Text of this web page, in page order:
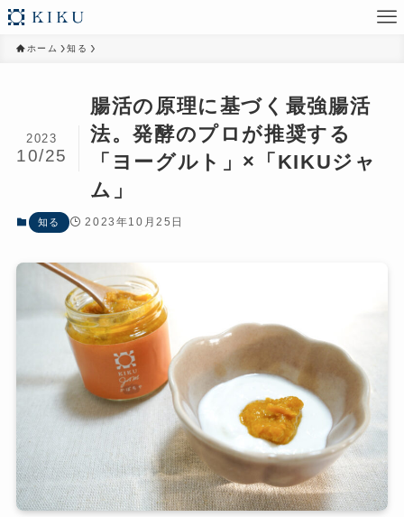
ホーム 知る
腸活の原理に基づく最強腸活
法。発酵のプロが推奨する
「ヨーグルト」×「KIKUジャ
ム」
2023
10/25
知る 2023年10月25日